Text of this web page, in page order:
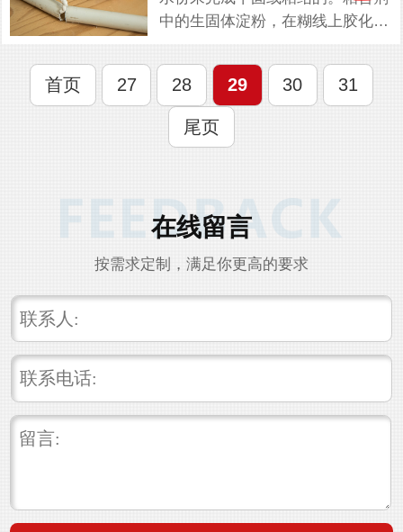
中的生固体淀粉，在糊线上胶化吸
钟左右。但是在生产水性粘合剂的
过程中添加的化学助剂成分不相容
造成了起泡现象。泡沫会直接...
首页 27 28 29 30 31
尾页
在线留言
按需求定制，满足你更高的要求